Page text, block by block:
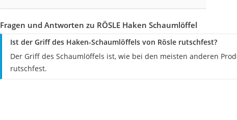
Fragen und Antworten zu RÖSLE Haken Schaumlöffel
Ist der Griff des Haken-Schaumlöffels von Rösle rutschfest?
Der Griff des Schaumlöffels ist, wie bei den meisten anderen
rutschfest.